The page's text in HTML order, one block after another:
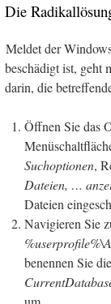
Die
Meldet der
beschädigt ist, geht
darin, die
Öffnen Sie das
Suchoptionen,
Dateien, …
Dateien
Navigieren Sie
benennen Sie